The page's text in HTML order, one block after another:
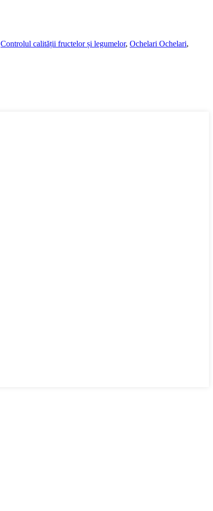
Controlul calității fructelor și legumelor, Ochelari Ochelari,